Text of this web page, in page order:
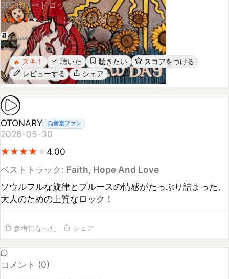
★
★★
★★
★★
★★3.85（2人が評価）
Amazonで探す
🔥スキ！ 聴いた 聴きたい
スコアをつける
レビューする
シェア
OTONARY
2026-05-30
★
★★
★★
★★
★ ★4.00
大人のための上質なロック！
参考になった シェア
コメント (0
まだコメントがありません